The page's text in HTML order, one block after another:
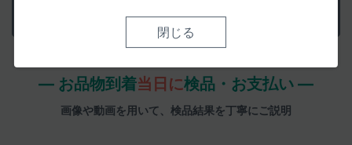
閉じる
迅速丁寧に清掃検品します
― お品物到着当日に検品・お支払い ―
画像や動画を用いて、検品結果を丁寧にご説明